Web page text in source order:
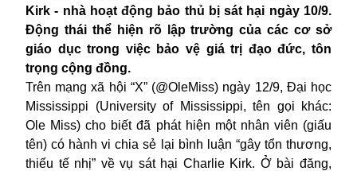
Kirk - nhà hoạt động bảo thủ bị sát hại ngày 10/9.
Động thái thể hiện rõ lập trường của các cơ sở
giáo dục trong việc bảo vệ giá trị đạo đức, tôn
trọng cộng đồng.
Trên mạng xã hội “X” (@OleMiss) ngày 12/9, Đại học
Mississippi (University of Mississippi, tên gọi khác:
Ole Miss) cho biết đã phát hiện một nhân viên (giấu
tên) có hành vi chia sẻ lại bình luận “gây tổn thương,
thiếu tế nhị” về vụ sát hại Charlie Kirk. Ở bài đăng,